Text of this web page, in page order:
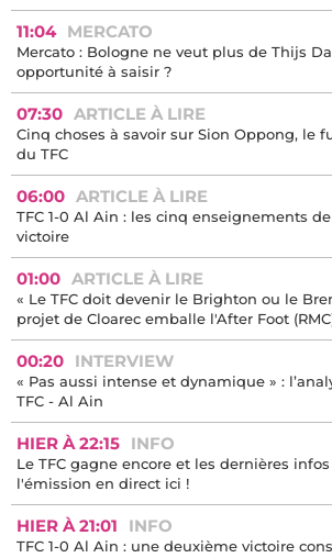
11:04 MERCATO
Mercato : Bologne ne veut plus de Thijs
opportunité à saisir ?
07:30 ARTICLE À LIRE
Cinq choses à savoir sur Sion Oppong, le
du TFC
06:00 ARTICLE À LIRE
TFC 1-0 Al Ain : les cinq enseignements
victoire
01:00 ARTICLE À LIRE
« Le TFC doit devenir le Brighton ou le
projet de Cloarec emballe l'After Foot
00:20 INTERVIEW
« Pas aussi intense et dynamique » :
TFC - Al Ain
HIER À 22:15 INFO
Le TFC gagne encore et les dernières
l'émission en direct ici !
HIER À 21:01 INFO
TFC 1-0 Al Ain : une deuxième victoire